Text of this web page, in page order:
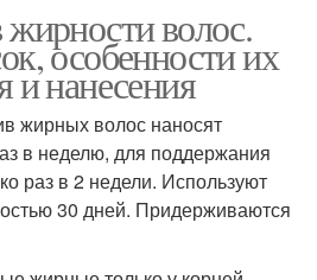
волос.
особенности их
и нанесения
жирных волос наносят
в неделю, для поддержания
раз в 2 недели. Используют
30 дней. Придерживаются